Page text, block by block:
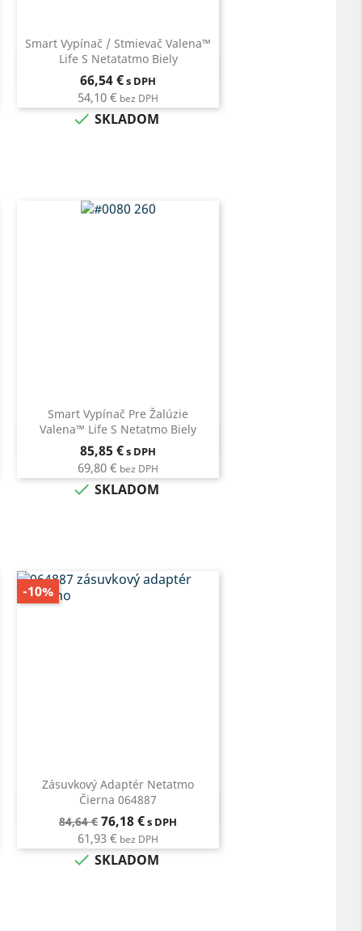
Smart Vypínač / Stmievač Valena™
Life S Netatatmo Biely
Cena
66,54 €s DPH
54,10 € bez DPH
 SKLADOM
Rýchly náhľad
Smart Vypínač Pre Žalúzie
Valena™ Life S Netatmo Biely
Cena
85,85 €s DPH
69,80 € bez DPH
 SKLADOM
 Rýchly náhľad
Zásuvkový Adaptér Netatmo
Čierna 064887
Bežná
cena
84,64 € Cena
76,18 €s DPH
61,93 € bez DPH
 SKLADOM
-10%
Rýchly náhľad